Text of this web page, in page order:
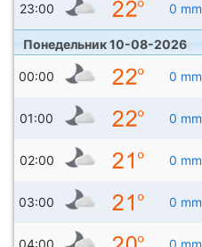
23:00 0 mm
Понедельник 10-08-2026
00:00 0 mm
01:00 0 mm
02:00 0 mm
03:00 0 mm